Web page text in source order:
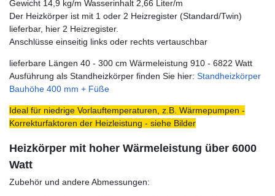
Gewicht 14,9 kg/m Wasserinhalt 2,66 Liter/m
Der Heizkörper ist mit 1 oder 2 Heizregister (Standard/Twin)
lieferbar, hier 2 Heizregister.
Anschlüsse einseitig links oder rechts vertauschbar
lieferbare Längen 40 - 300 cm Wärmeleistung 910 - 6822 Watt
Ausführung als Standheizkörper finden Sie hier: Standheizkörper
Bauhöhe 400 mm + Füße
Ideal für niedrige Vorlauftemperaturen, z.B. Wärmepumpen -
Korrekturfaktoren der Heizleistung - siehe Bilder
Heizkörper mit hoher Wärmeleistung über 6000
Watt
Zubehör und andere Abmessungen: